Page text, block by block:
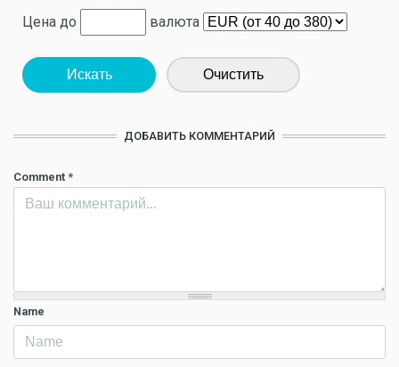
Цена до
валюта
Искать Очистить
ДОБАВИТЬ КОММЕНТАРИЙ
Comment *
Name